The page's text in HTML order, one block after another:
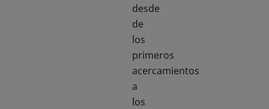
desde
de
los
primeros
acercamientos
a
los